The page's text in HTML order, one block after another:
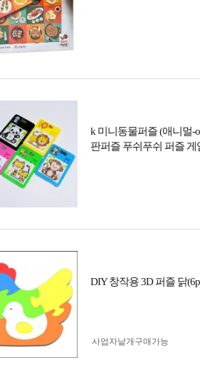
k 미니동물퍼즐 (애니멀-
판퍼즐 푸쉬푸쉬 퍼즐 게
DIY 창작용 3D 퍼즐 닭
사업자 낱개구매가능